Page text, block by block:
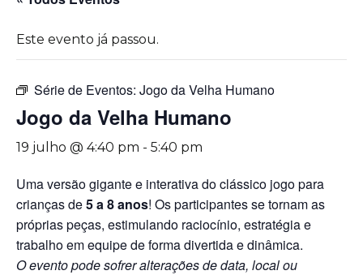
Este evento já passou.
Série de Eventos: Jogo da Velha Humano
Jogo da Velha Humano
19 julho @ 4:40 pm - 5:40 pm
Uma versão gigante e interativa do clássico jogo para
crianças de5 a 8 anos! Os participantes se tornam as
próprias peças, estimulando raciocínio, estratégia e
trabalho em equipe de forma divertida e dinâmica.
O evento pode sofrer alterações de data, local ou